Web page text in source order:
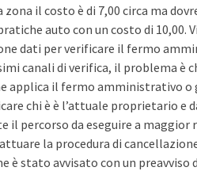
il costo è di 7,00 circa ma
auto con un costo di
dati per verificare il fermo
canali di verifica, il problema è
applica il fermo amministrativo o
chi è è l’attuale proprietario e
percorso da eseguire a maggior
la procedura di
è stato avvisato con un